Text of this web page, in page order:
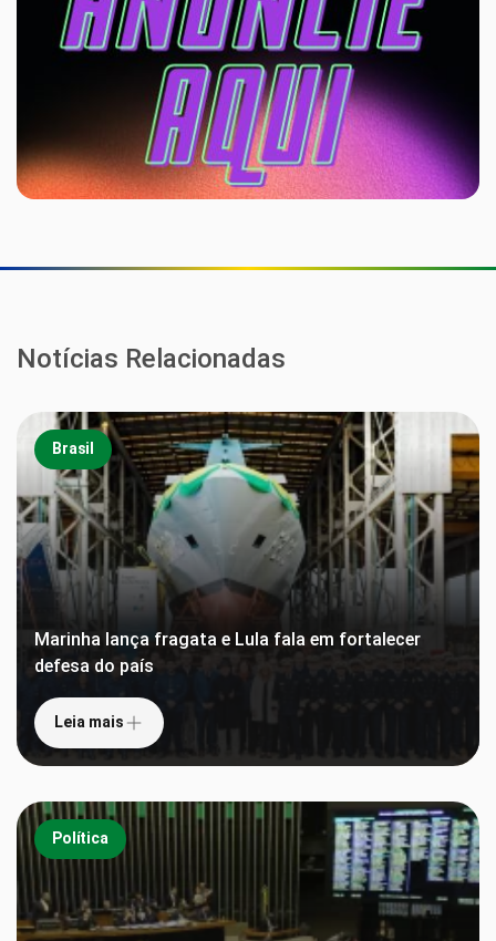
Notícias Relacionadas
Brasil
Marinha lança fragata e Lula fala em fortalecer
defesa do país
Leia mais
Política